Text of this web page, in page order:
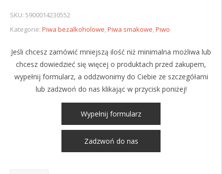
SKU: 5900014230552
Kategorie: Piwa bezalkoholowe,Piwa smakowe,Piwo
Jeśli chcesz zamówić mniejszą ilość niż minimalna możliwa lub
chcesz dowiedzieć się więcej o produktach przed zakupem,
wypełnij formularz, a oddzwonimy do Ciebie ze szczegółami
lub zadzwoń do nas klikając w przycisk poniżej!
Wypełnij formularz
Zadzwoń do nas